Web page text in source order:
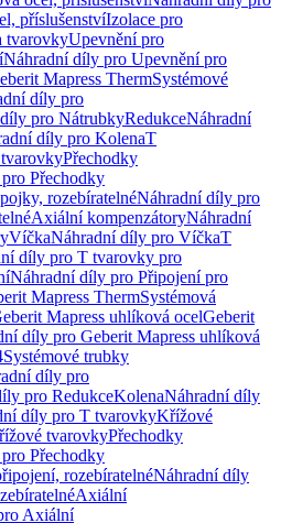
příslušenstvíIzolace pro
tvarovkyUpevnění pro
Náhradní díly pro Upevnění pro
Mapress ThermSystémové
díly pro
pro NátrubkyRedukceNáhradní
díly pro KolenaT
Přechodky
Přechodky
rozebíratelnéNáhradní díly pro
Axiální kompenzátoryNáhradní
VíčkaNáhradní díly pro VíčkaT
díly pro T tvarovky pro
Náhradní díly pro Připojení pro
Mapress ThermSystémová
Mapress uhlíková ocelGeberit
díly pro Geberit Mapress uhlíková
Systémové trubky
díly pro
pro RedukceKolenaNáhradní díly
díly pro T tvarovkyKřížové
tvarovkyPřechodky
Přechodky
rozebíratelnéNáhradní díly
Axiální
Axiální